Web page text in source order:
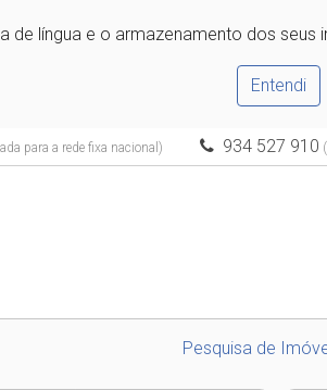
de língua e o armazenamento dos
Entendi
para a rede fixa nacional) 934 527 910
Pesquisa de